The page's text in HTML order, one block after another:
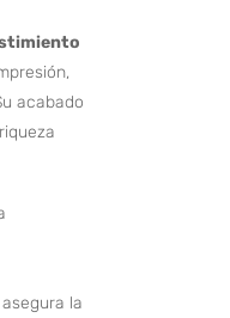
acabado
la